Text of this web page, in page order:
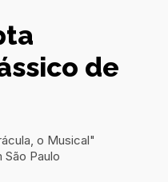
de
o Musical"
São Paulo